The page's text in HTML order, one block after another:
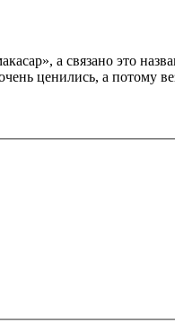
а связано это
ценились, а потому